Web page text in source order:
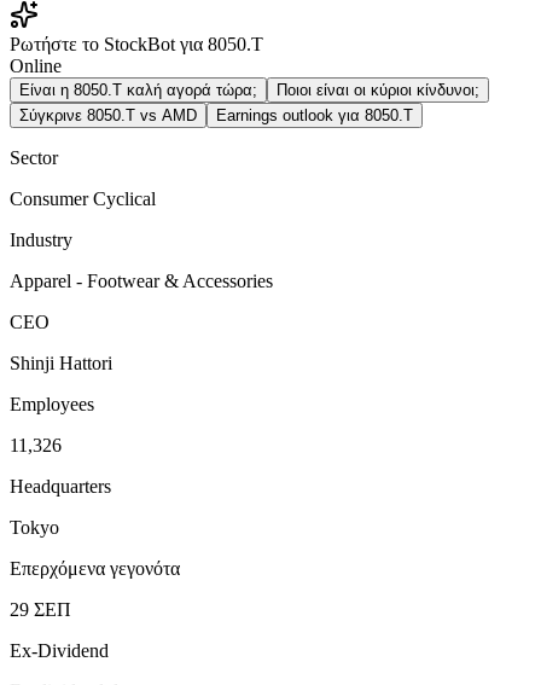
Ρωτήστε το StockBot για 8050.T
Online
Είναι η 8050.T καλή αγορά τώρα;
Ποιοι είναι οι κύριοι κίνδυνοι;
Σύγκρινε 8050.T vs AMD
Earnings outlook για 8050.T
Sector
Consumer Cyclical
Industry
Apparel - Footwear & Accessories
CEO
Shinji Hattori
Employees
11,326
Headquarters
Tokyo
Επερχόμενα γεγονότα
29 ΣΕΠ
Ex-Dividend